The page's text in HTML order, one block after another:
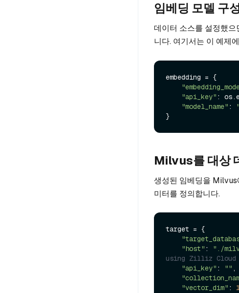
임베딩 모델 구
데이터 소스를 설정했
니다. 여기서는 이 예제
embedding = {
"api_key" :
"model_name" :
Milvus를 대상
생성된 임베딩을
미터를 정의합니다.
target = {
"host" : "./
using Zilliz Cloud
"api_key" : "" ,
"vector_dim" :